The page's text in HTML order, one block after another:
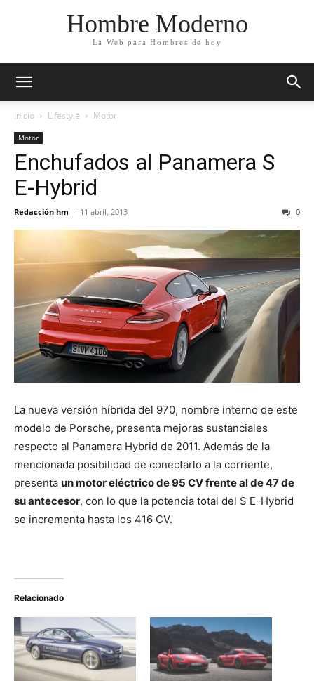
Hombre Moderno
La Web para Hombres de hoy
Inicio Lifestyle Motor
Motor
Enchufados al Panamera S
E-Hybrid
Redacción hm - 11 abril, 2013 0
La nueva versión híbrida del 970, nombre interno de este
modelo de Porsche, presenta mejoras sustanciales
respecto al Panamera Hybrid de 2011. Además de la
mencionada posibilidad de conectarlo a la corriente,
presenta un motor eléctrico de 95 CV frente al de 47 de
su antecesor, con lo que la potencia total del S E-Hybrid
se incrementa hasta los 416 CV.
Relacionado